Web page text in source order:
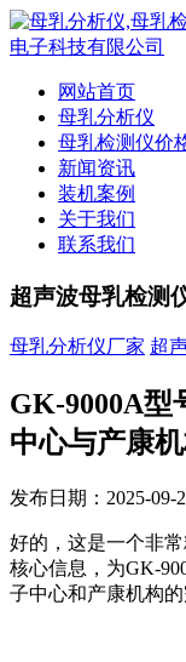
网站首页
母乳分析仪
母乳检测仪价
新闻资讯
装机案例
关于我们
联系我们
超声波母乳检测
母乳分析仪厂家 超
GK-9000A型
中心与产康
发布日期：2025-
好的，这是一个非
核心信息，为GK-
子中心和产康机构的